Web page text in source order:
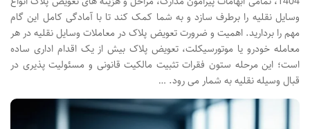
وسایل نقلیه را برطرف سازد و به شما کمک کند تا با آمادگی کامل این گام
مهم را بردارید. اهمیت و ضرورت تعویض پلاک در معاملات وسایل نقلیه در هر
معامله خودرو یا موتورسیکلت، تعویض پلاک بیش از یک اقدام اداری ساده
است؛ این مرحله ستون فقرات تثبیت مالکیت قانونی و مسئولیت پذیری در
قبال وسیله نقلیه به شمار می رود. …